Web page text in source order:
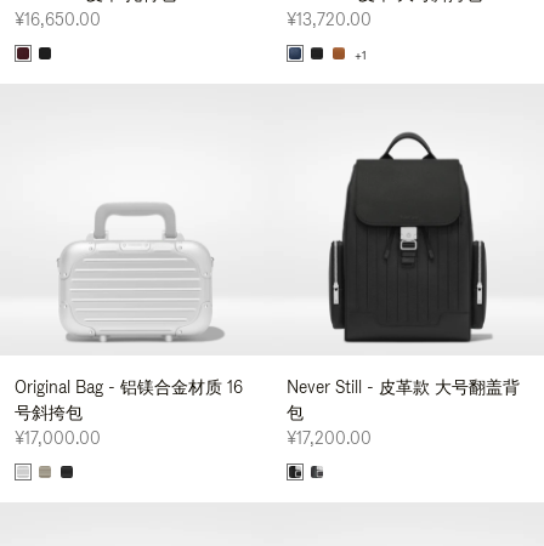
¥16,650.00
¥13,720.00
+1
Original Bag - 铝镁合金材质 16
号斜挎包
¥17,000.00
Never Still - 皮革款 大号翻盖背
包
¥17,200.00